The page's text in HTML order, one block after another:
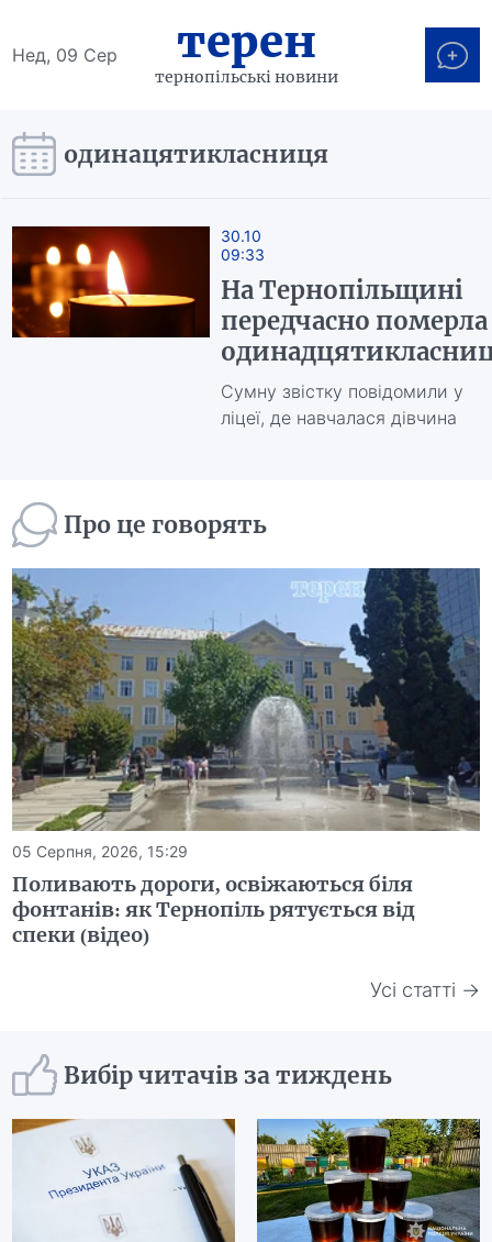
Нед, 09 Сер терен
тернопільські новини
одинацятикласниця
30.10
09:33
На Тернопільщині
передчасно померла
Сумну звістку повідомили у
ліцеї, де навчалася дівчина
Про це говорять
05 Серпня, 2026, 15:29
Поливають дороги, освіжаються біля
фонтанів: як Тернопіль рятується від
спеки (відео)
Усі статті →
Вибір читачів за тиждень